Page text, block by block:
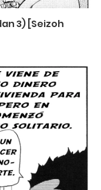
3) [Seizoh